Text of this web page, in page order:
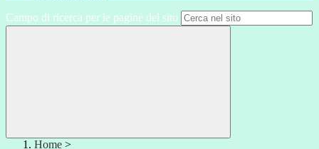
Campo di ricerca per le pagine del sito
Home >